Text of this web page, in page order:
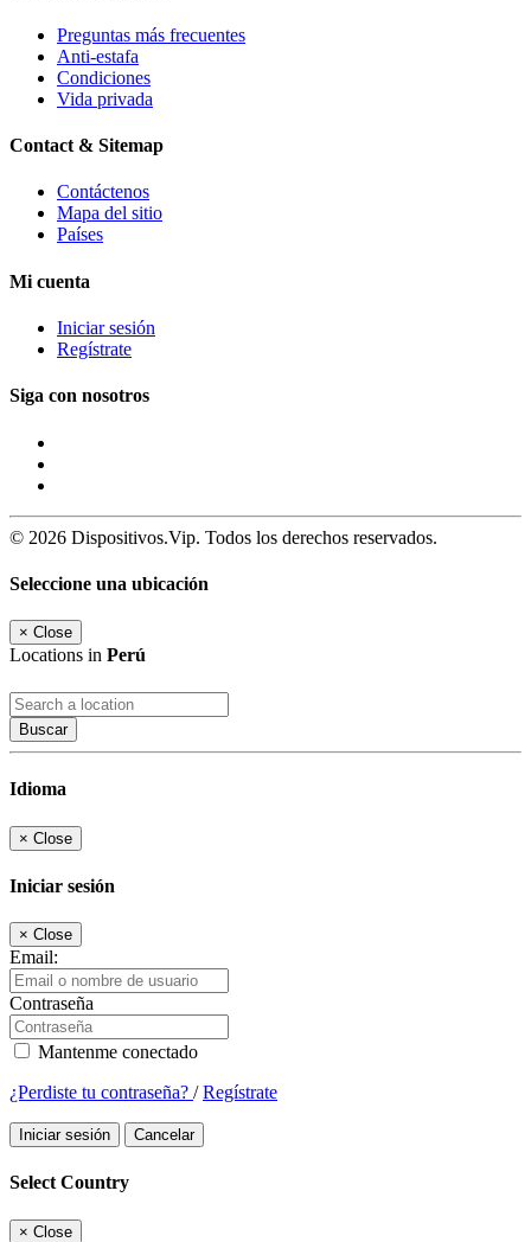
Preguntas más frecuentes
Anti-estafa
Condiciones
Vida privada
Contact & Sitemap
Contáctenos
Mapa del sitio
Países
Mi cuenta
Iniciar sesión
Regístrate
Siga con nosotros
© 2026 Dispositivos.Vip. Todos los derechos reservados.
Seleccione una ubicación
× Close
Locations in Perú
Buscar
Idioma
× Close
Iniciar sesión
× Close
Email:
Contraseña
Mantenme conectado
¿Perdiste tu contraseña? /Regístrate
Iniciar sesión Cancelar
Select Country
× Close